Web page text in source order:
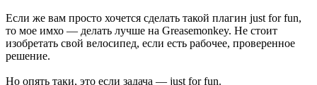
Если же вам просто хочется сделать такой плагин just for fun,
то мое имхо — делать лучше на Greasemonkey. Не стоит
изобретать свой велосипед, если есть рабочее, проверенное
решение.
Но опять таки, это если задача — just for fun.